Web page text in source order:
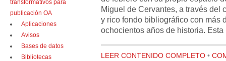
Miguel de Cervantes, a través del
y rico fondo bibliográfico con más
ochocientos años de historia.
LEER CONTENIDO COMPLETO •
transformativos para
publicación OA
Aplicaciones
Avisos
Bases de datos
Bibliotecas